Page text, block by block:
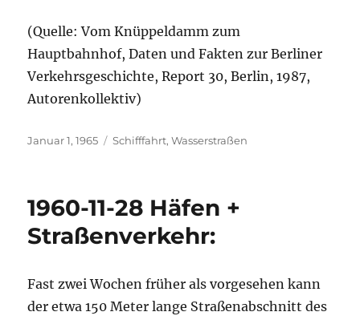
(Quelle: Vom Knüppeldamm zum
Hauptbahnhof, Daten und Fakten zur Berliner
Verkehrsgeschichte, Report 30, Berlin, 1987,
Autorenkollektiv)
Veröffentlicht
Januar 1, 1965 Kategorien
Schifffahrt,Wasserstraßen
1960-11-28 Häfen +
Straßenverkehr:
Fast zwei Wochen früher als vorgesehen kann
der etwa 150 Meter lange Straßenabschnitt des